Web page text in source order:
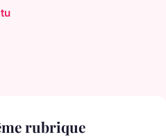
rubrique